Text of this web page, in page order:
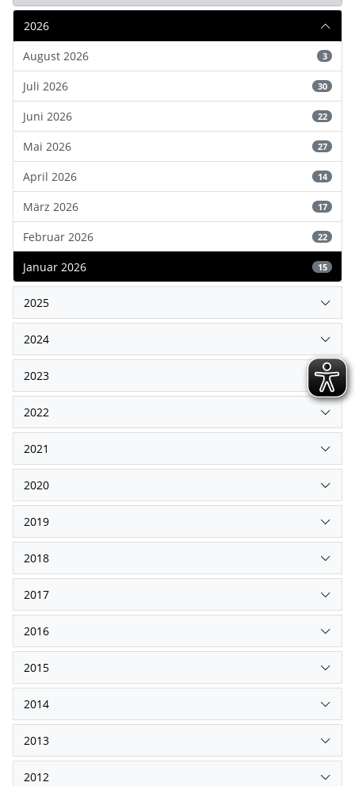
2026
August 2026
3
Juli 2026 30
Juni 2026 22
Mai 2026 27
April 2026 14
März 2026 17
Februar 2026 22
Januar 2026 15
2025
2024
2023
2022
2021
2020
2019
2018
2017
2016
2015
2014
2013
2012